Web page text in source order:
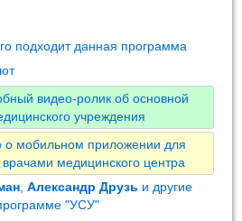
подходит данная программа
видео-ролик об основной
учреждения
о мобильном приложении для
медицинского центра
,Александр Друзь и другие
"УСУ"